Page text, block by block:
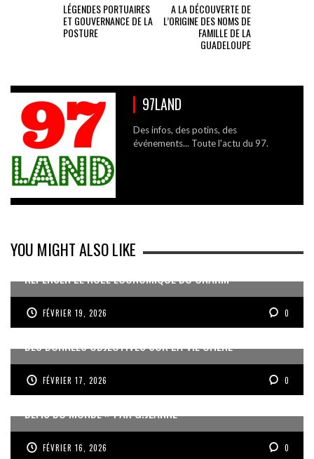
LÉGENDES PORTUAIRES
ET GOUVERNANCE DE LA
POSTURE
A LA DÉCOUVERTE DE
L’ORIGINE DES NOMS DE
FAMILLE DE LA
GUADELOUPE
97LAND
Des infos, des potins, des
événements... Toute l'actu du 97.
YOU MIGHT ALSO LIKE
REPENSER LE RÔLE ÉCONOMIQUE DU CNARM
FÉVRIER 19, 2026 0
DES DONNÉES OBJECTIVES SUR LA VIE CHÈRE
FÉVRIER 17, 2026 0
« UN GOSIER FIER, FORT ET RESPONSABLE FACE AUX
DÉFIS DU MONDE » PAR G.JEANNE
FÉVRIER 16, 2026 0